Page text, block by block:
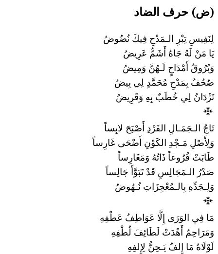
(ض) حرف الضاد
لِنَفِيسِ تِبْرِ الـمَدْحِ فِيكَ نُضُوضُ
يَا مَنْ لَهُ جَاهٌ أَشَمُّ عَرِيضُ
وَبُرُوقُ أَمْدَاحٍ لَـهُنَّ وَمِيضُ
صُحُفٌ بِمَدْحِ مُحَمَّدٍ لِي بِيضُ
تَزْدَانُ لِي خُطَبٌ بِهِ وَقَرِيضُ
تَاجُ الـجَمَـالِ الفَرْدِ أَصْبَحَ لابِساً
وَلِأَصْلِ مَـجْدِ الكَوْنِ أَضْحَى غَارِساً
طَابَتْ فُرُوعاً ذَاتُهُ وَمَغَارِساً
صَدْرُ الـمَجَالِسِ قَدْ تَبَوَّأَ جَالِساً
وَلِـجَدِّهِ بِالـمُعْجِزَاتِ نُـهُوضُ
مَا فِي الوَرَى إِلَّا عَوَاطِفُ عَطْفِهِ
وَمَرَاحِمٌ أَهْدَتْ لَطَائِفَ لُطْفِهِ
لَوْلَاهُ مَا إِلفٌ يَـحِنُّ لِإِلفِهِ